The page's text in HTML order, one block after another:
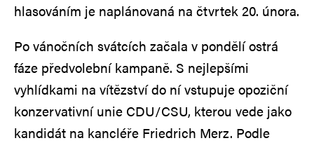
hlasováním je naplánovaná na čtvrtek 20. února.
Po vánočních svátcích začala v pondělí ostrá
fáze předvolební kampaně. S nejlepšími
vyhlídkami na vítězství do ní vstupuje opoziční
konzervativní unie CDU/CSU, kterou vede jako
kandidát na kancléře Friedrich Merz. Podle